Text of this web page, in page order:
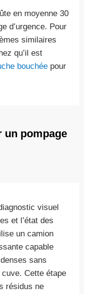
en moyenne 30
d’urgence. Pour
similaires
qu’il est
bouchée pour
un pompage
visuel
et l’état des
un camion
capable
sans
Cette étape
résidus ne